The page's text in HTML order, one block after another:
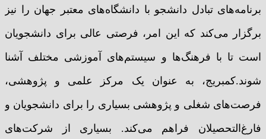
برنامه‌های تبادل دانشجو با دانشگاه‌های معتبر جهان را نیز
برگزار می‌کند که این امر، فرصتی عالی برای دانشجویان
است تا با فرهنگ‌ها و سیستم‌های آموزشی مختلف آشنا
شوند.کمبریج، به عنوان یک مرکز علمی و پژوهشی،
فرصت‌های شغلی و پژوهشی بسیاری را برای دانشجویان و
فارغ‌التحصیلان فراهم می‌کند. بسیاری از شرکت‌های